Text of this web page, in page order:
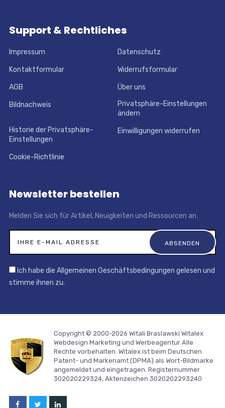
Support & Rechtliches
Impressum Datenschutz
Kontaktformular Widerrufsformular
AGB Über uns
Bildnachweis
Privatsphäre-Einstellungen
ändern
Historie der Privatsphäre-
Einstellungen
Einwilligungen widerrufen
Cookie-Richtlinie
Newsletter bestellen
Melden Sie sich für Artikel, Neuigkeiten und Ressourcen an.
Ich habe die Allgemeinen Geschäftsbedingungen gelesen und
stimme ihnen zu.
Copyright © 2000-2026 Witali Braslawski Witalex
Webdesign Marketing und WerbeagenturAlle
Rechte vorbehalten. Witalex ist beim Deutschen
Patent- und Markenamt (DPMA) als Wort-Bildmarke
angemeldet und eingetragen. Registernummer
302020229324, Aktenzeichen 3020202293240